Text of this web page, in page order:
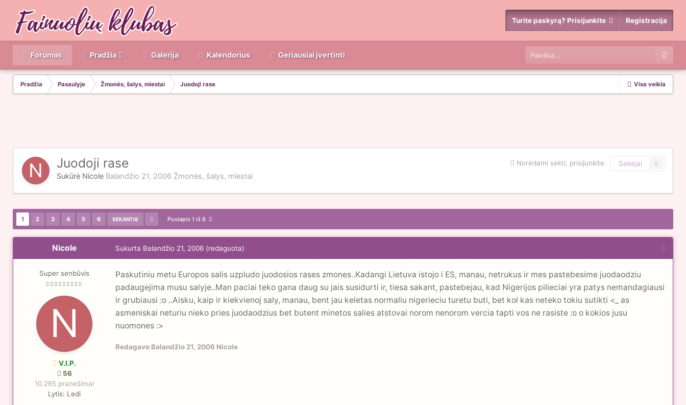
Turite paskyrą? Prisijunkite Registracija
Forumas Pradžia Galerija Kalendorius Geriausiai įvertinti
Visa veikla
Pradžia Pasaulyje Žmonės, šalys, miestai Juodoji rase
Norėdami sekti, prisijunkite Sekėjai 0
Juodoji rase
Sukūrė Nicole Balandžio 21, 2006 Žmonės, šalys, miestai
1 2 3 4 5 6 SEKANTIS Puslapis 1 iš 6
Nicole
Super senbūvis
V.I.P.
56
10.265 pranešimai
Lytis: Ledi
Sukurta Balandžio 21, 2006 (redaguota)
Paskutiniu metu Europos salis uzpludo juodosios rases zmones..Kadangi Lietuva istojo i ES, manau, netrukus ir mes pastebesime juodaodziu
padaugejima musu salyje..Man paciai teko gana daug su jais susidurti ir, tiesa sakant, pastebejau, kad Nigerijos pilieciai yra patys nemandagiausi
ir grubiausi :o ..Aisku, kaip ir kiekvienoj saly, manau, bent jau keletas normaliu nigerieciu turetu buti, bet kol kas neteko tokiu sutikti <_ as
asmeniskai neturiu nieko pries juodaodzius bet butent minetos salies atstovai norom nenorom vercia tapti vos ne rasiste :o o kokios jusu
nuomones :>
Redagavo Balandžio 21, 2006 Nicole